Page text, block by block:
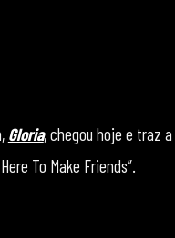
Gloria, chegou hoje e traz
To Make Friends”.